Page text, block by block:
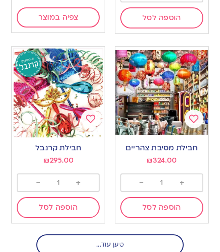
הוספה לסל צפיה במוצר
Add
toחבילת מסיבת צהריים
₪324.00
+
-
הוספה לסל
Add
חבילת קרנבל
₪295.00
+
-
הוספה לסל
טען עוד...